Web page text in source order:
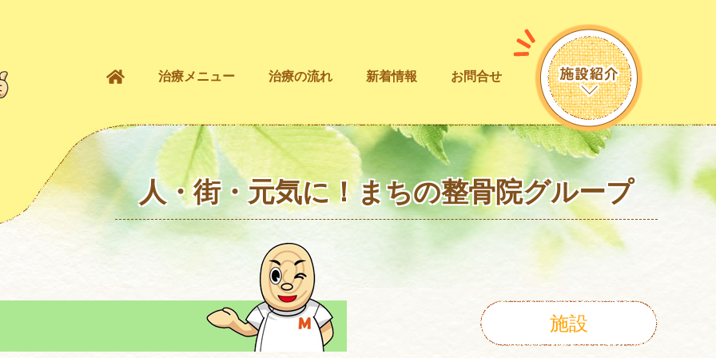
治療メニュー 治療の流れ 新着情報 お問合せ
人・街・元気に！まちの整骨院グループ
施設